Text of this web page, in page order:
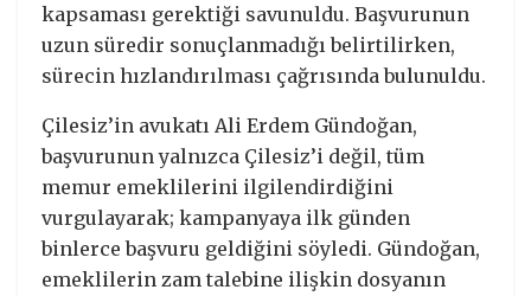
kapsaması gerektiği savunuldu. Başvurunun
uzun süredir sonuçlanmadığı belirtilirken,
sürecin hızlandırılması çağrısında bulunuldu.
Çilesiz’in avukatı Ali Erdem Gündoğan,
başvurunun yalnızca Çilesiz’i değil, tüm
memur emeklilerini ilgilendirdiğini
vurgulayarak; kampanyaya ilk günden
binlerce başvuru geldiğini söyledi. Gündoğan,
emeklilerin zam talebine ilişkin dosyanın